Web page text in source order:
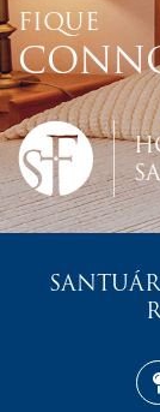
FIQUE